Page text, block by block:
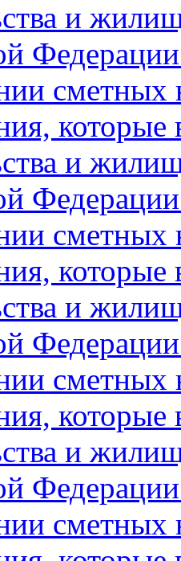
и
сметных
которые
и
сметных
которые
и
сметных
которые
и
сметных